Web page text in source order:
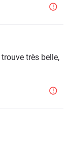
très belle,